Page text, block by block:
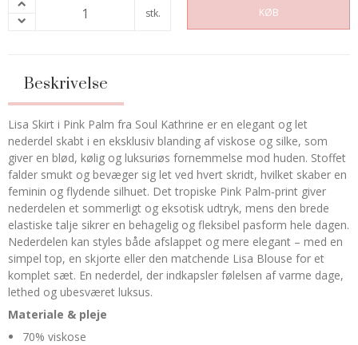
stk. KØB
Beskrivelse
Lisa Skirt i Pink Palm fra Soul Kathrine er en elegant og let
nederdel skabt i en eksklusiv blanding af viskose og silke, som
giver en blød, kølig og luksuriøs fornemmelse mod huden. Stoffet
falder smukt og bevæger sig let ved hvert skridt, hvilket skaber en
feminin og flydende silhuet. Det tropiske Pink Palm‑print giver
nederdelen et sommerligt og eksotisk udtryk, mens den brede
elastiske talje sikrer en behagelig og fleksibel pasform hele dagen.
Nederdelen kan styles både afslappet og mere elegant – med en
simpel top, en skjorte eller den matchende Lisa Blouse for et
komplet sæt. En nederdel, der indkapsler følelsen af varme dage,
lethed og ubesværet luksus.
Materiale & pleje
70% viskose